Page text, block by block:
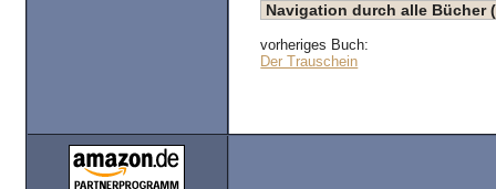
Navigation durch alle Bücher
vorheriges Buch:
Der Trauschein